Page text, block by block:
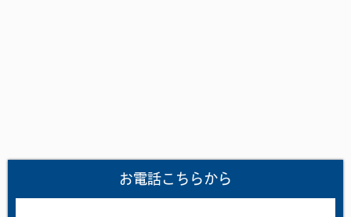
お電話こちらから